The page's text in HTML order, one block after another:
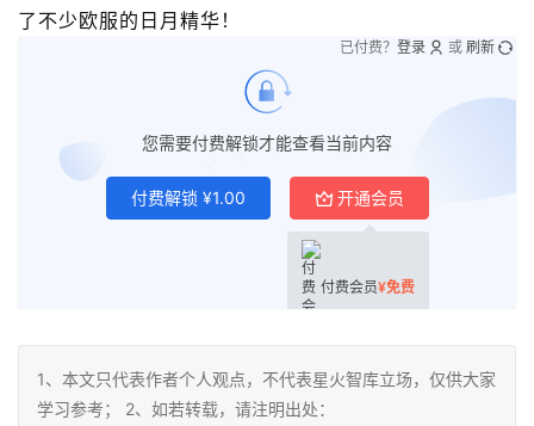
了不少欧服的日月精华！
您需要付费解锁才能查看当前内容
付费解锁 ¥1.00 开通会员
付费会员¥免费
已付费？ 登录 或 刷新
1、本文只代表作者个人观点，不代表星火智库立场，仅供大家
学习参考； 2、如若转载，请注明出处：